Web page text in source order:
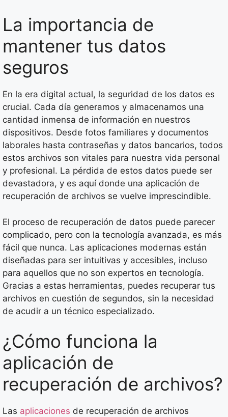
La importancia de
mantener tus datos
seguros
En la era digital actual, la seguridad de los datos es
crucial. Cada día generamos y almacenamos una
cantidad inmensa de información en nuestros
dispositivos. Desde fotos familiares y documentos
laborales hasta contraseñas y datos bancarios, todos
estos archivos son vitales para nuestra vida personal
y profesional. La pérdida de estos datos puede ser
devastadora, y es aquí donde una aplicación de
recuperación de archivos se vuelve imprescindible.
El proceso de recuperación de datos puede parecer
complicado, pero con la tecnología avanzada, es más
fácil que nunca. Las aplicaciones modernas están
diseñadas para ser intuitivas y accesibles, incluso
para aquellos que no son expertos en tecnología.
Gracias a estas herramientas, puedes recuperar tus
archivos en cuestión de segundos, sin la necesidad
de acudir a un técnico especializado.
¿Cómo funciona la
aplicación de
recuperación de archivos?
Las aplicaciones de recuperación de archivos